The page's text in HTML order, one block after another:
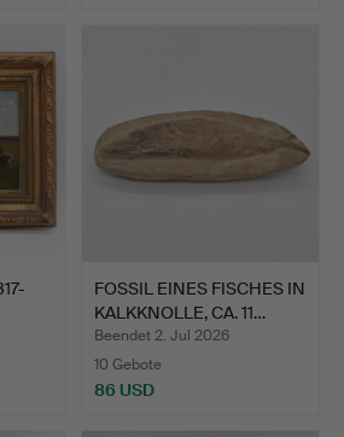
FOSSIL EINES FISCHES IN
KALKKNOLLE, CA. 11…
Beendet 2. Jul 2026
10 Gebote
86 USD